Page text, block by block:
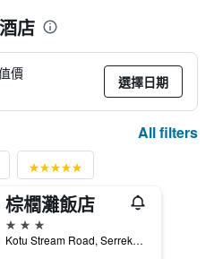
店
價
選擇日期
All filters
棕櫚灘飯店
3星級
Kotu Stream Road, Serrekunda, 甘比亞